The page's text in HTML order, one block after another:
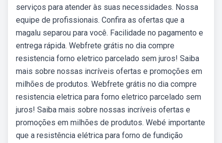
serviços para atender às suas necessidades. Nossa
equipe de profissionais. Confira as ofertas que a
magalu separou para você. Facilidade no pagamento e
entrega rápida. Webfrete grátis no dia compre
resistencia forno eletrico parcelado sem juros! Saiba
mais sobre nossas incríveis ofertas e promoções em
milhões de produtos. Webfrete grátis no dia compre
resistencia eletrica para forno eletrico parcelado sem
juros! Saiba mais sobre nossas incríveis ofertas e
promoções em milhões de produtos. Webé importante
que a resistência elétrica para forno de fundição